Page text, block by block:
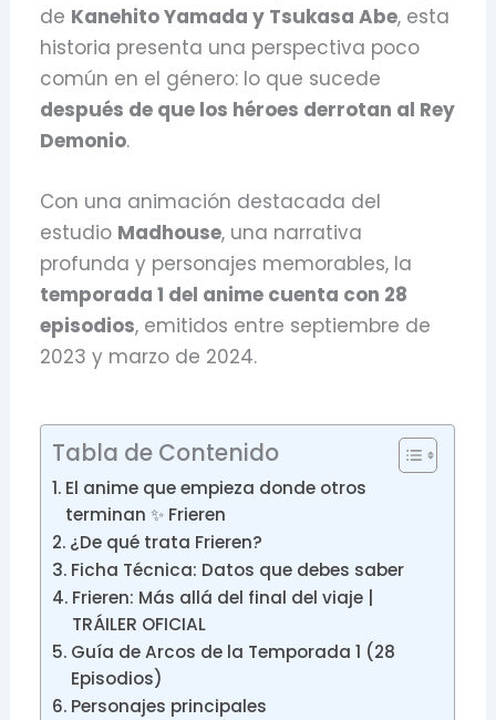
de Kanehito Yamada y Tsukasa Abe, esta
historia presenta una perspectiva poco
común en el género: lo que sucede
después de que los héroes derrotan al Rey
Demonio.
Con una animación destacada del
estudio Madhouse, una narrativa
profunda y personajes memorables, la
temporada 1 del anime cuenta con 28
episodios, emitidos entre septiembre de
2023 y marzo de 2024.
Tabla de Contenido
El anime que empieza donde otros
terminan ✨ Frieren
¿De qué trata Frieren?
Ficha Técnica: Datos que debes saber
Frieren: Más allá del final del viaje |
TRÁILER OFICIAL
Guía de Arcos de la Temporada 1 (28
Episodios)
Personajes principales